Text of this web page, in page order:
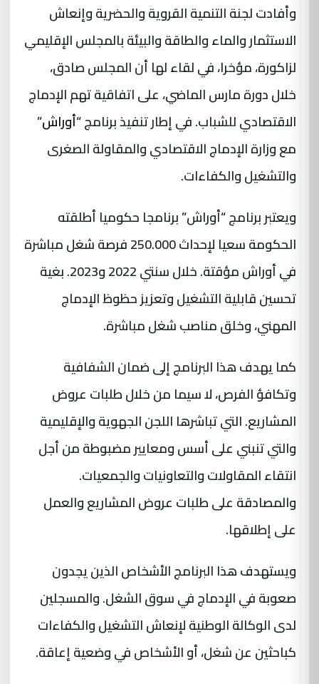
وأفادت لجنة التنمية القروية والحضرية وإنعاش
الاستثمار والماء والطاقة والبيئة بالمجلس الإقليمي
لزاكورة، مؤخرا، في لقاء لها أن المجلس صادق،
خلال دورة مارس الماضي، على اتفاقية تهم الإدماج
الاقتصادي للشباب. في إطار تنفيذ برنامج “أوراش”
مع وزارة الإدماج الاقتصادي والمقاولة الصغرى
والتشغيل والكفاءات.
ويعتبر برنامج “أوراش” برنامجا حكوميا أطلقته
الحكومة سعيا لإحداث 250.000 فرصة شغل مباشرة
في أوراش مؤقتة. خلال سنتي 2022 و2023. بغية
تحسين قابلية التشغيل وتعزيز حظوظ الإدماج
المهني، وخلق مناصب شغل مباشرة.
كما يهدف هذا البرنامج إلى ضمان الشفافية
وتكافؤ الفرص، لا سيما من خلال طلبات عروض
المشاريع. التي تباشرها اللجن الجهوية والإقليمية
والتي تنبني على أسس ومعايير مضبوطة من أجل
انتقاء المقاولات والتعاونيات والجمعيات.
والمصادقة على طلبات عروض المشاريع والعمل
على إطلاقها.
ويستهدف هذا البرنامج الأشخاص الذين يجدون
صعوبة في الإدماج في سوق الشغل. والمسجلين
لدى الوكالة الوطنية لإنعاش التشغيل والكفاءات
كباحثين عن شغل، أو الأشخاص في وضعية إعاقة.